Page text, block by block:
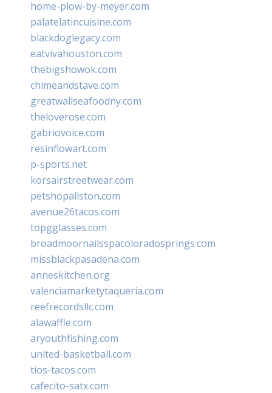
home-plow-by-meyer.com
palatelatincuisine.com
blackdoglegacy.com
eatvivahouston.com
thebigshowok.com
chimeandstave.com
greatwallseafoodny.com
theloverose.com
gabriovoice.com
resinflowart.com
p-sports.net
korsairstreetwear.com
petshopallston.com
avenue26tacos.com
topgglasses.com
broadmoornailsspacoloradosprings.com
missblackpasadena.com
anneskitchen.org
valenciamarketytaqueria.com
reefrecordsllc.com
alawaffle.com
aryouthfishing.com
united-basketball.com
tios-tacos.com
cafecito-satx.com